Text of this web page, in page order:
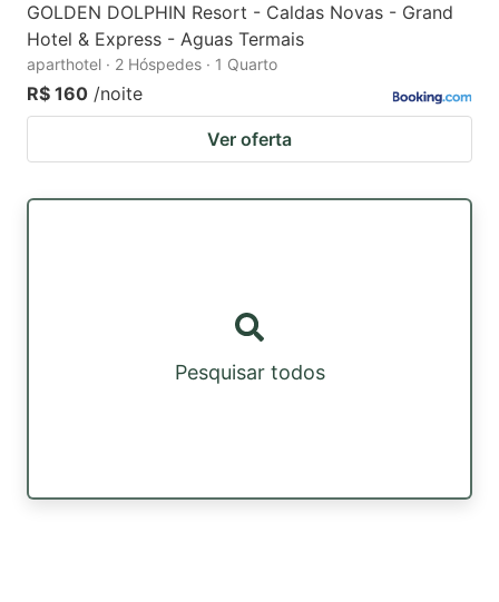
GOLDEN DOLPHIN Resort - Caldas Novas - Grand
Hotel & Express - Aguas Termais
aparthotel · 2 Hóspedes · 1 Quarto
R$ 160 /noite
Ver oferta
Pesquisar todos